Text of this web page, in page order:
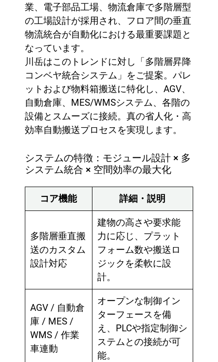
業、電子部品工場、物流倉庫で多階層型
の工場設計が採用され、フロア間の垂直
物流統合が自動化における最重要課題と
なっています。
川岳はこのトレンドに対し「多階層昇降
コンベヤ統合システム」をご提案。パレ
ットおよび物料箱搬送に特化し、AGV、
自動倉庫、MES/WMSシステム、各階の
設備とスムーズに接続。真の省人化・高
効率自動搬送プロセスを実現します。
システムの特徴：モジュール設計 × 多
システム統合 × 空間効率の最大化
コア機能 詳細・説明
多階層垂直搬
送のカスタム
設計対応
建物の高さや要求能
力に応じ、プラット
フォーム数や搬送ロ
ジックを柔軟に設
計。
AGV / 自動倉
庫 / MES /
WMS / 作業
車連動
オープンな制御イン
ターフェースを備
え、PLCや指定制御シ
ステムとの接続が可
能。